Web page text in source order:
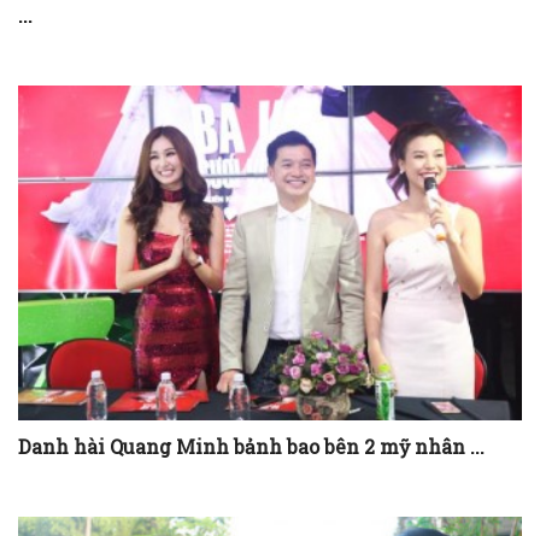
...
Danh hài Quang Minh bảnh bao bên 2 mỹ nhân ...